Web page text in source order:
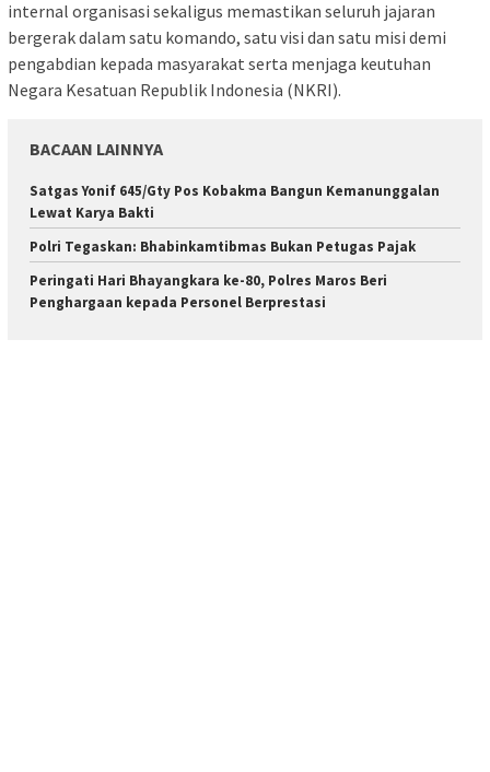
internal organisasi sekaligus memastikan seluruh jajaran
bergerak dalam satu komando, satu visi dan satu misi demi
pengabdian kepada masyarakat serta menjaga keutuhan
Negara Kesatuan Republik Indonesia (NKRI).
BACAAN LAINNYA
Satgas Yonif 645/Gty Pos Kobakma Bangun Kemanunggalan
Lewat Karya Bakti
Polri Tegaskan: Bhabinkamtibmas Bukan Petugas Pajak
Peringati Hari Bhayangkara ke-80, Polres Maros Beri
Penghargaan kepada Personel Berprestasi